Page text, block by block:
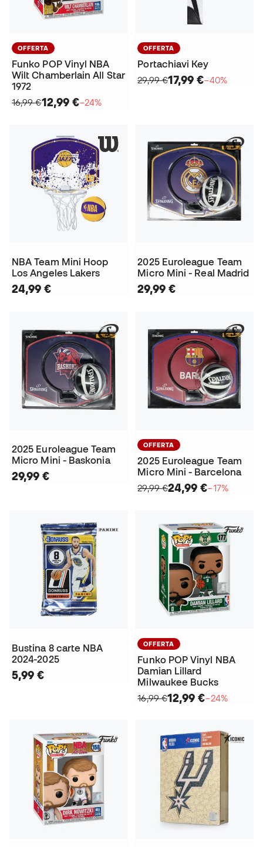
OFFERTA
Funko POP Vinyl NBA
Wilt Chamberlain All Star
1972
16,99 €12,99 €−24%
OFFERTA
Portachiavi Key
29,99 €17,99 €−40%
NBA Team Mini Hoop
Los Angeles Lakers
24,99 €
2025 Euroleague Team
Micro Mini - Real Madrid
29,99 €
2025 Euroleague Team
Micro Mini - Baskonia
29,99 €
OFFERTA
2025 Euroleague Team
Micro Mini - Barcelona
29,99 €24,99 €−17%
Bustina 8 carte NBA
2024-2025
5,99 €
OFFERTA
Funko POP Vinyl NBA
Damian Lillard
Milwaukee Bucks
16,99 €12,99 €−24%